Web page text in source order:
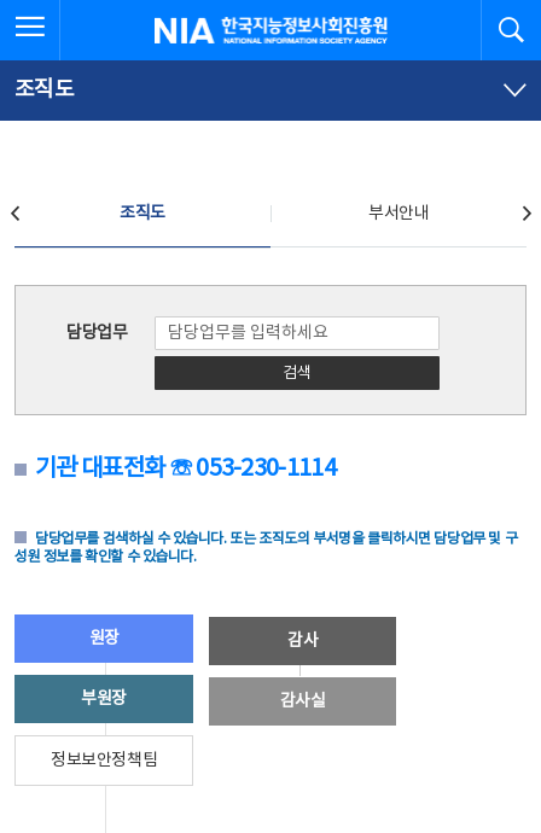
문
로
가
체
뉴
바
가
한국지능정보사회진흥원
조직도
조직도 부서안내
담당업무
검색
기관 대표전화 ☏ 053-230-1114
담당업무를 검색하실 수 있습니다. 또는 조직도의 부서명을 클릭하시면 담당업무 및 구
성원 정보를 확인할 수 있습니다.
원장
부원장
정보보안정책팀
감사
감사실